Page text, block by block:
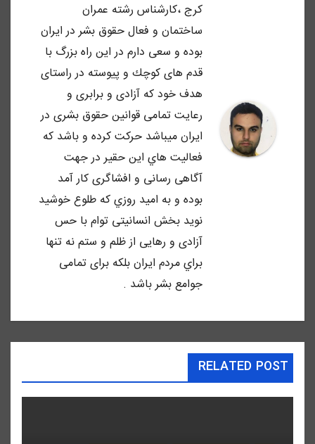
كرج ،كارشناس رشته عمران
ساختمان و فعال حقوق بشر در ايران
بوده و سعى دارم در اين راه بزرگ با
قدم هاى كوچك و پيوسته در راستاى
هدف خود كه آزادى و برابرى و
رعايت تمامى قوانين حقوق بشرى در
ايران ميباشد حركت كرده و باشد كه
فعاليت هاي اين حقير در جهت
آگاهى رسانى و افشاگرى كار آمد
بوده و به اميد روزي كه طلوع خوشيد
نويد بخش انسانيتى توام با حس
آزادى و رهايى از ظلم و ستم نه تنها
براي مردم ايران بلكه براى تمامى
جوامع بشر باشد .
RELATED POST